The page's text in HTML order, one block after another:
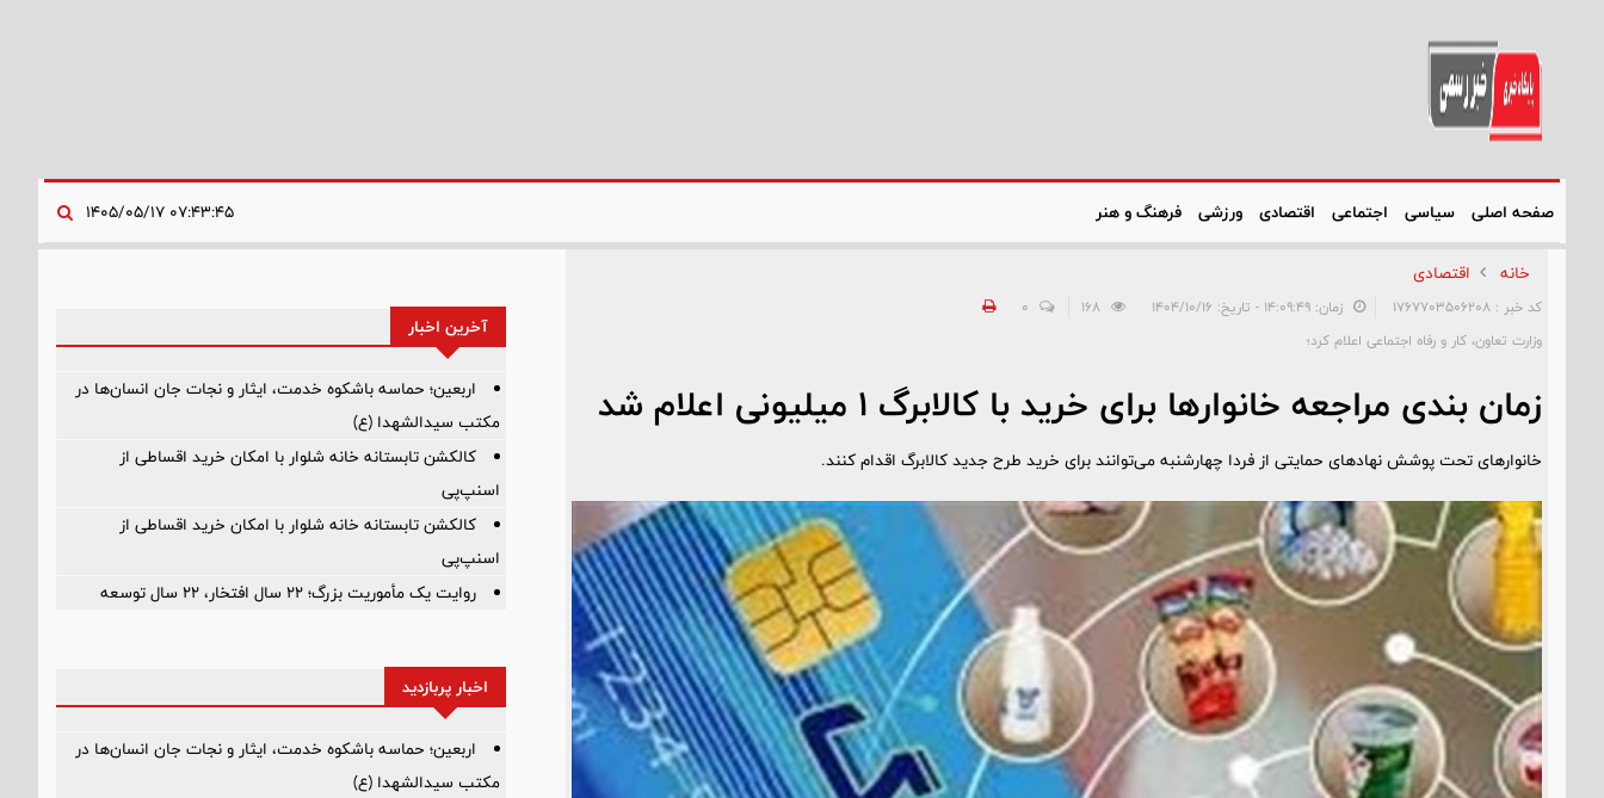
صفحه اصلی سیاسی اجتماعی اقتصادی ورزشی فرهنگ و هنر
خانه اقتصادی
کد خبر : 1767703506208 زمان: ۱۴:۰۹:۴۹ - تاریخ: ۱۴۰۴/۱۰/۱۶
0
وزارت تعاون، کار و رفاه اجتماعی اعلام کرد؛
زمان بندی مراجعه خانوارها برای خرید با کالابرگ 1 میلیونی اعلام شد
خانوارهای تحت پوشش نهادهای حمایتی از فردا چهارشنبه می‌توانند برای خرید طرح جدید کالابرگ اقدام کنند.
آخرین اخبار
اربعین؛ حماسه باشکوه خدمت، ایثار و نجات جان انسان‌ها در
مکتب سیدالشهدا (ع)
کالکشن تابستانه خانه شلوار با امکان خرید اقساطی از
اسنپ‌پی
کالکشن تابستانه خانه شلوار با امکان خرید اقساطی از
اسنپ‌پی
روایت یک مأموریت بزرگ؛ ۲۲ سال افتخار، ۲۲ سال توسعه
اخبار پربازدید
اربعین؛ حماسه باشکوه خدمت، ایثار و نجات جان انسان‌ها در
مکتب سیدالشهدا (ع)